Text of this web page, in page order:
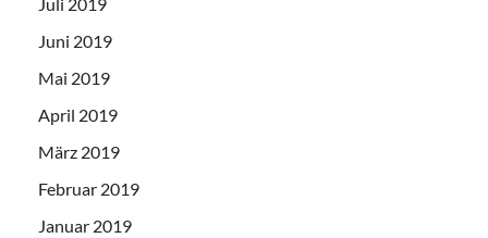
Juni 2019
Mai 2019
April 2019
März 2019
Februar 2019
Januar 2019